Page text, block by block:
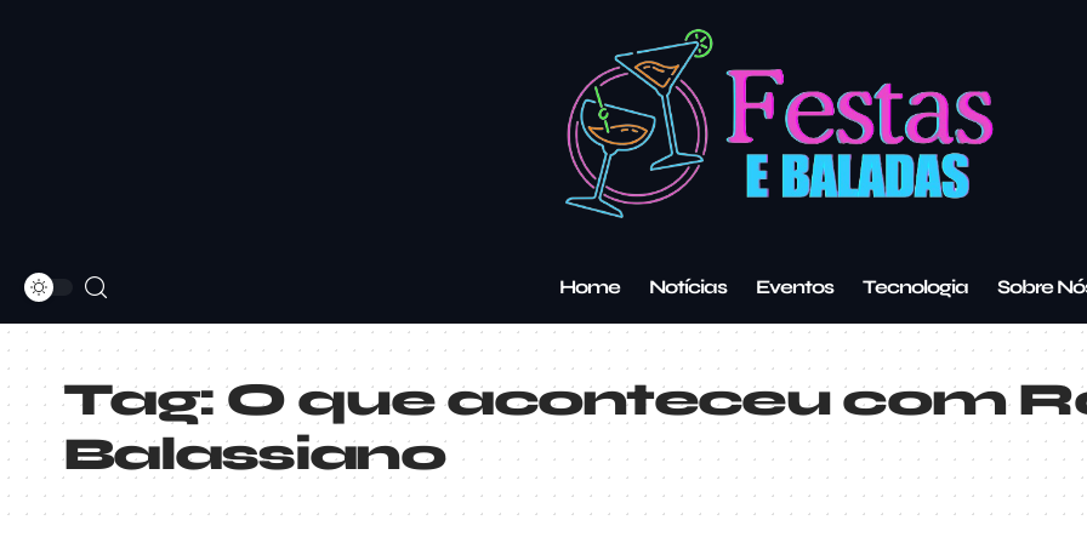
Home Notícias Eventos Tecnologia Sobre
Tag: O que aconteceu com
Balassiano